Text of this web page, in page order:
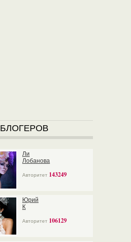
БЛОГЕРОВ
Ли
Лобанова
Авторитет 143249
Юрий
К
Авторитет 106129